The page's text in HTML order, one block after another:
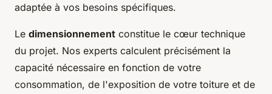
adaptée à vos besoins spécifiques.
Le dimensionnement constitue le cœur technique
du projet. Nos experts calculent précisément la
capacité nécessaire en fonction de votre
consommation, de l'exposition de votre toiture et de